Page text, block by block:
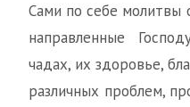
Сами по себе молитвы
направленные
чадах, их здоровье,
различных проблем,